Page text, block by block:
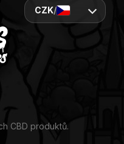
CZK/
CBD produktů.